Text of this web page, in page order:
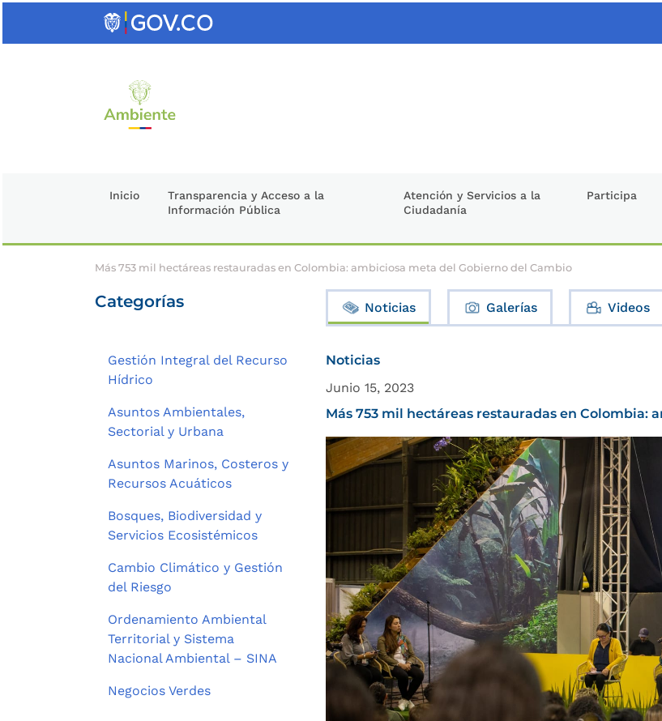
Inicio
Transparencia y Acceso a la
Información Pública
Atención y Servicios a la
Ciudadanía
Participa
Más 753 mil hectáreas restauradas en Colombia: ambiciosa meta del Gobierno del Cambio
Categorías
Gestión Integral del Recurso
Hídrico
Asuntos Ambientales,
Sectorial y Urbana
Asuntos Marinos, Costeros y
Recursos Acuáticos
Bosques, Biodiversidad y
Servicios Ecosistémicos
Cambio Climático y Gestión
del Riesgo
Ordenamiento Ambiental
Territorial y Sistema
Nacional Ambiental – SINA
Negocios Verdes
Noticias Galerías Videos
Noticias
Junio 15, 2023
Más 753 mil hectáreas restauradas en Colombia: